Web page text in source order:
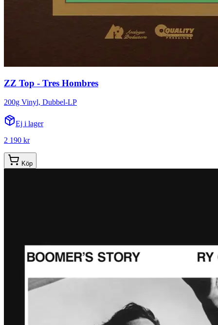
ZZ Top - Tres Hombres
200g Vinyl, Dubbel-LP
Ej i lager
2 190 kr
Köp